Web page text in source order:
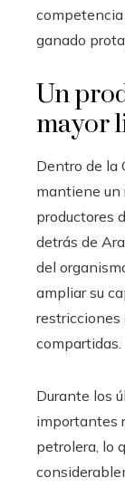
ganado
Un
mayor
Dentro de la
mantiene un
productores
detrás de
del
ampliar su
restricciones
compartidas.
Durante los
importantes
petrolera, lo